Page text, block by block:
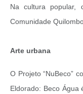
Na cultura popular,
Comunidade
Arte urbana
O Projeto “NuBeco”
Eldorado: Beco Água